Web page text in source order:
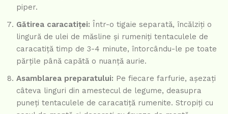
piper.
Gătirea caracatiței: Într-o tigaie separată, încălziți o
lingură de ulei de măsline și rumeniți tentaculele de
caracatiță timp de 3-4 minute, întorcându-le pe toate
părțile până capătă o nuanță aurie.
Asamblarea preparatului: Pe fiecare farfurie, așezați
câteva linguri din amestecul de legume, deasupra
puneți tentaculele de caracatiță rumenite. Stropiți cu